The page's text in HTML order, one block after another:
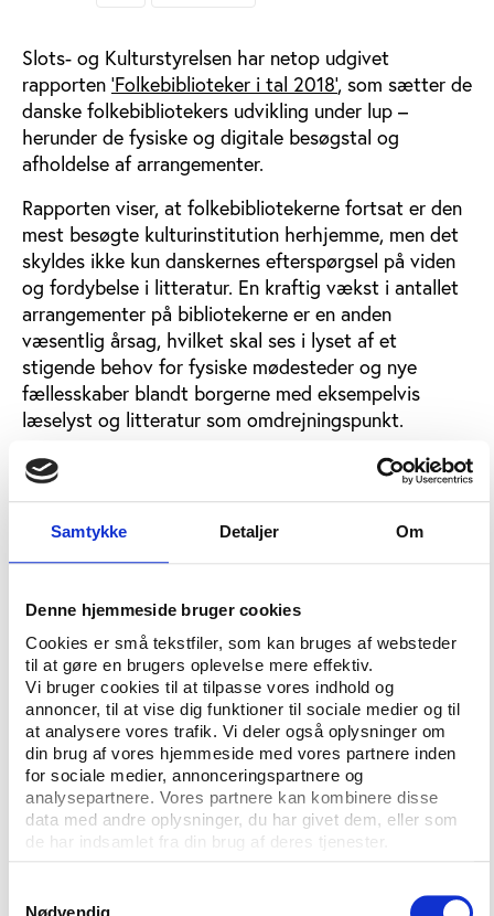
Samtykke Detaljer Om
Denne hjemmeside bruger cookies
Cookies er små tekstfiler, som kan bruges af websteder
til at gøre en brugers oplevelse mere effektiv.
Vi bruger cookies til at tilpasse vores indhold og
annoncer, til at vise dig funktioner til sociale medier og til
at analysere vores trafik. Vi deler også oplysninger om
din brug af vores hjemmeside med vores partnere inden
for sociale medier, annonceringspartnere og
analysepartnere. Vores partnere kan kombinere disse
data med andre oplysninger, du har givet dem, eller som
de har indsamlet fra din brug af deres tjenester.
Slots- og Kulturstyrelsen har netop udgivet
rapporten ’Folkebiblioteker i tal 2018’, som sætter de
danske folkebibliotekers udvikling under lup –
herunder de fysiske og digitale besøgstal og
afholdelse af arrangementer.
Rapporten viser, at folkebibliotekerne fortsat er den
mest besøgte kulturinstitution herhjemme, men det
skyldes ikke kun danskernes efterspørgsel på viden
og fordybelse i litteratur. En kraftig vækst i antallet
arrangementer på bibliotekerne er en anden
væsentlig årsag, hvilket skal ses i lyset af et
stigende behov for fysiske mødesteder og nye
fællesskaber blandt borgerne med eksempelvis
læselyst og litteratur som omdrejningspunkt.
Det samlede antal af aktiviteter på de godt 245
danske folkebiblioteker er steget fra 22.215 i 2017 til
en tredjedel fra 2014 til 2018.Arrangementerne
omfatter forfattermøder og andre
læseklubber og bogbingo, der både er initieret af
bibliotekets personale, i samarbejde med en ekstern
partner (forening, aftenskole etc.) eller af borgerne
selv.
Derudover er en række arrangementer, som
understøtter uformel læring og lokale fællesskaber,
hvilket kan være kodnings- og
programmeringsworkshops for børn.
kommer til udtryk ved, at der i 2018 blev afholdt